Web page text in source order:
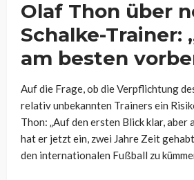
Olaf Thon über
Schalke-Trainer:
am besten
Auf die Frage, ob die Verpflichtung
relativ unbekannten Trainers ein
Thon: „Auf den ersten Blick klar, aber
hat er jetzt ein, zwei Jahre Zeit
den internationalen Fußball zu